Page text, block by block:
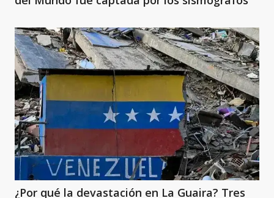
¿Por qué la devastación en La Guaira? Tres